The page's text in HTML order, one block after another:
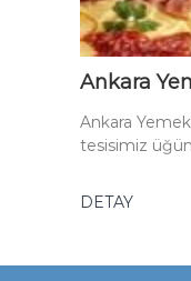
Ankara
Ankara
tesisimiz
DETAY